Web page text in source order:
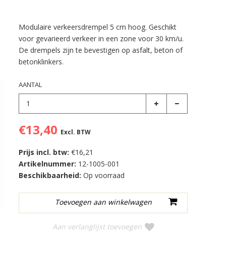
Modulaire verkeersdrempel 5 cm hoog. Geschikt
voor gevarieerd verkeer in een zone voor 30 km/u.
De drempels zijn te bevestigen op asfalt, beton of
betonklinkers.
AANTAL
€13,40 Excl. BTW
Prijs incl. btw: €16,21
Artikelnummer: 12-1005-001
Beschikbaarheid: Op voorraad
Aan verlanglijst toevoegen